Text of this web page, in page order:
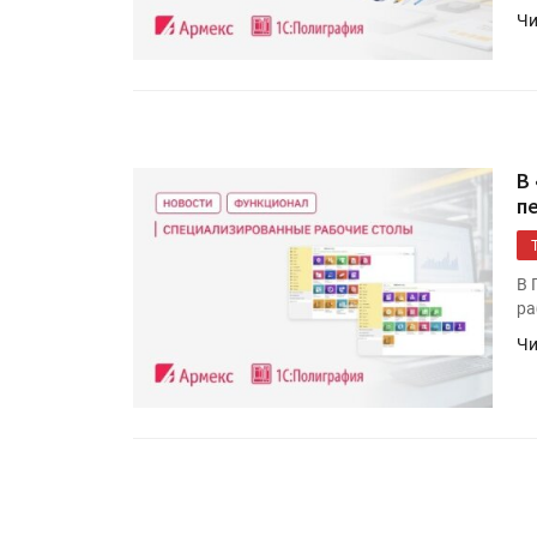
В
В
Росприроднадзор
«Калькулятор утилизации»
поставщиками и новыми
решениями для брендов